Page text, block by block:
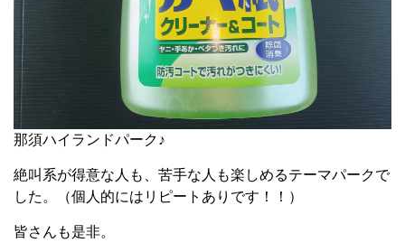
那須ハイランドパーク♪
絶叫系が得意な人も、苦手な人も楽しめるテーマパークで
した。（個人的にはリピートありです！！）
皆さんも是非。